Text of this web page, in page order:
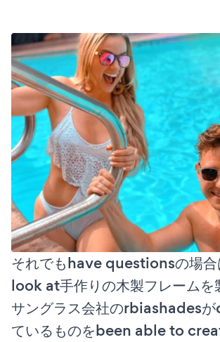
それでもhave questionsの場
look at手作りの木製フレームを
サングラス会社のrbiashades
ているものをbeen able to